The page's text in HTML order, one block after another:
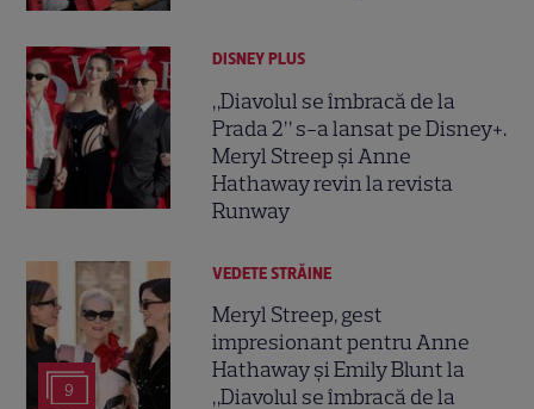
DISNEY PLUS
„Diavolul se îmbracă de la
Prada 2” s-a lansat pe Disney+.
Meryl Streep și Anne
Hathaway revin la revista
Runway
9
VEDETE STRĂINE
Meryl Streep, gest
impresionant pentru Anne
Hathaway și Emily Blunt la
„Diavolul se îmbracă de la